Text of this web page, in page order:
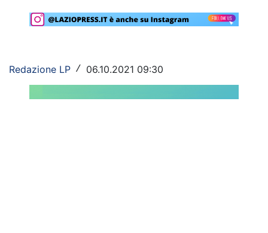
Primavera
Lazio Women
Redazione LP / 06.10.2021 09:30